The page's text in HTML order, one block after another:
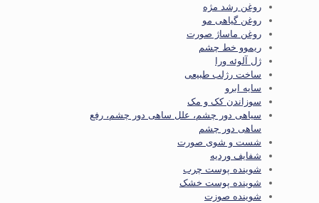
روغن رشد مژه
روغن گیاهی مو
روغن ماساژ صورت
ریموو خط چشم
ژل آلوئه ورا
ساخت رژلب طبیعی
سایه ابرو
سوزاندن کک و مک
سیاهی دور چشم، علل ساهی دور چشم، رفع
ساهی دور چشم
شست و شوی صورت
شفایف وردیه
شوینده پوست چرب
شوینده پوست خشک
شوینده صوزت